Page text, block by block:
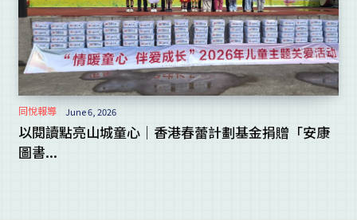
同悅報導 June 6, 2026
以閱讀點亮山城童心｜香港春蕾計劃基金捐贈「安康
圖書...